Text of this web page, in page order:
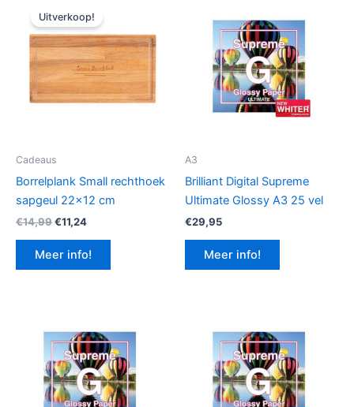
Uitverkoop!
Cadeaus
Borrelplank Small rechthoek
sapgeul 22×12 cm
€14,99Oorspronkelijke
was:
€14,99.
€11,24Huidige
is:
€11,24.
Meer info!
A3
Brilliant Digital Supreme
Ultimate Glossy A3 25 vel
€29,95
Meer info!